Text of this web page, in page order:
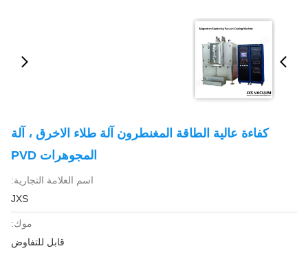
كفاءة عالية الطاقة المغنطرون آلة طلاء الاخرق ، آلة
المجوهرات PVD
اسم العلامة التجارية:
JXS
موك:
قابل للتفاوض